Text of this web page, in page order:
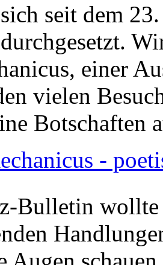
seit dem
einer
vielen
Botschaften
-
Bulletin